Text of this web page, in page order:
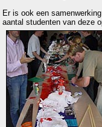
Er is ook een
aantal studenten van deze